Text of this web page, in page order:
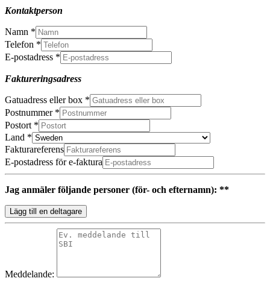
Kontaktperson
Namn *
Telefon *
E-postadress *
Faktureringsadress
Gatuadress eller box *
Postnummer *
Postort *
Land *
Fakturareferens
E-postadress för e-faktura
Jag anmäler följande personer (för- och efternamn): **
Lägg till en deltagare
Meddelande: